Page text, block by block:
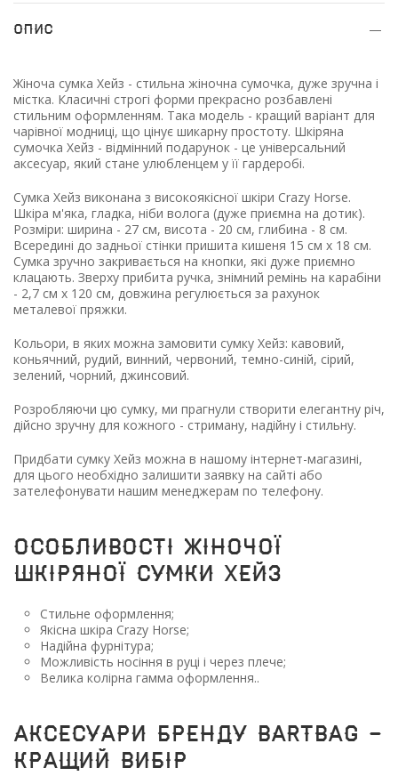
Опис
Жіноча сумка Хейз - стильна жіночна сумочка, дуже зручна і
містка. Класичні строгі форми прекрасно розбавлені
стильним оформленням. Така модель - кращий варіант для
чарівної модниці, що цінує шикарну простоту. Шкіряна
сумочка Хейз - відмінний подарунок - це універсальний
аксесуар, який стане улюбленцем у її гардеробі.
Сумка Хейз виконана з високоякісної шкіри Crazy Horse.
Шкіра м'яка, гладка, ніби волога (дуже приємна на дотик).
Розміри: ширина - 27 см, висота - 20 см, глибина - 8 см.
Всередині до задньої стінки пришита кишеня 15 см х 18 см.
Сумка зручно закривається на кнопки, які дуже приємно
клацають. Зверху прибита ручка, знімний ремінь на карабіни
- 2,7 см х 120 см, довжина регулюється за рахунок
металевої пряжки.
Кольори, в яких можна замовити сумку Хейз: кавовий,
коньячний, рудий, винний, червоний, темно-синій, сірий,
зелений, чорний, джинсовий.
Розробляючи цю сумку, ми прагнули створити елегантну річ,
дійсно зручну для кожного - стриману, надійну і стильну.
Придбати сумку Хейз можна в нашому інтернет-магазині,
для цього необхідно залишити заявку на сайті або
зателефонувати нашим менеджерам по телефону.
Особливості жіночої
шкіряної сумки Хейз
Стильне оформлення;
Якісна шкіра Crazy Horse;
Надійна фурнітура;
Можливість носіння в руці і через плече;
Велика колірна гамма оформлення..
Аксесуари бренду BARTBAG -
кращий вибір